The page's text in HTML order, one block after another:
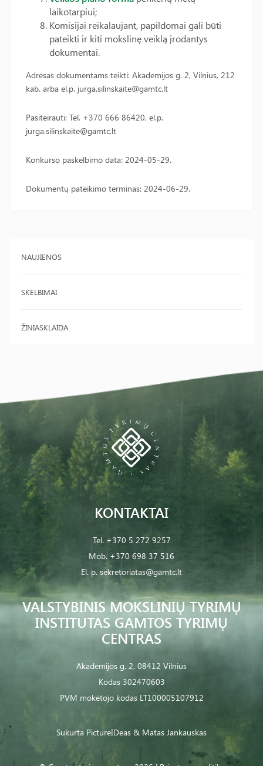
NAUJIENOS
SKELBIMAI
ŽINIASKLAIDA
laikotarpiui;
Komisijai reikalaujant, papildomai gali būti
pateikti ir kiti mokslinę veiklą įrodantys
dokumentai.
Adresas dokumentams teikti: Akademijos g. 2, Vilnius, 212
kab. arba el.p. jurga.silinskaite@gamtc.lt
Pasiteirauti: Tel. +370 666 86420, el.p.
jurga.silinskaite@gamtc.lt
Konkurso paskelbimo data: 2024-05-29.
Dokumentų pateikimo terminas: 2024-06-29.
VALSTYBINIS MOKSLINIŲ TYRIMŲ
INSTITUTAS GAMTOS TYRIMŲ
CENTRAS
Akademijos g. 2, 08412 Vilnius
Kodas 302470603
PVM mokėtojo kodas LT100005107912
KONTAKTAI
Tel. +370 5 272 9257
Mob. +370 698 37 516
El. p. sekretoriatas@gamtc.lt
Sukurta PictureIDeas & Matas Jankauskas